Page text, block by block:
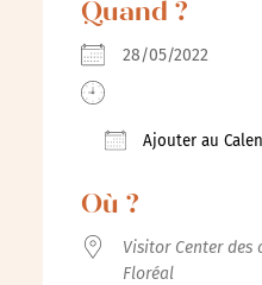
Quand ?
28/05/2022
Ajouter au
Où ?
Visitor Center des
Floréal